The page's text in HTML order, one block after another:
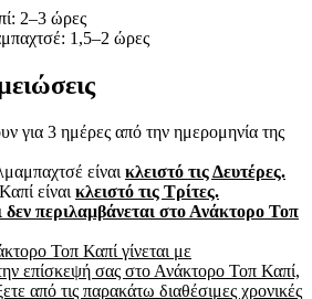
2–3 ώρες
1,5–2 ώρες
για 3 ημέρες από την ημερομηνία της
είναι κλειστό τις Δευτέρες.
είναι κλειστό τις Τρίτες.
περιλαμβάνεται στο Ανάκτορο Τοπ
Τοπ Καπί γίνεται με
επίσκεψή σας στο Ανάκτορο Τοπ Καπί,
από τις παρακάτω διαθέσιμες χρονικές